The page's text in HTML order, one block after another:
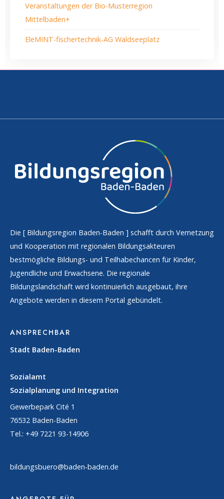
Veranstaltungen der Bio-Musterregion
Mittelbaden+
EleMINT-fischertechnik-AG Waldseeplatz
Die [ Bildungsregion Baden-Baden ] schafft durch Vernetzung
und Kooperation mit regionalen Bildungsakteuren
bestmögliche Bildungs- und Teilhabechancen für Kinder,
Jugendliche und Erwachsene. Die regionale
Bildungslandschaft wird kontinuierlich ausgebaut, ihre
Angebote werden in diesem Portal gebündelt.
ANSPRECHBAR
Stadt Baden-Baden
Sozialamt
Sozialplanung und Integration
Gewerbepark Cité 1
76532 Baden-Baden
Tel.: +49 7221 93-14906
bildungsbuero@baden-baden.de